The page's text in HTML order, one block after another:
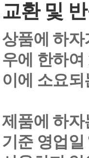
교환 및
상품에 하자
우에 한하
이에 소요
제품에 하자
기준 영업